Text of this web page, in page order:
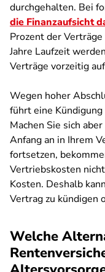
durchgehalten. Bei
die Finanzaufsicht
Prozent der
Jahre Laufzeit
Verträge vorzeitig
Wegen hoher
führt eine
Machen Sie sich
Anfang an in Ihrem
fortsetzen,
Vertriebskosten
Kosten. Deshalb
Vertrag zu kündigen
Welche